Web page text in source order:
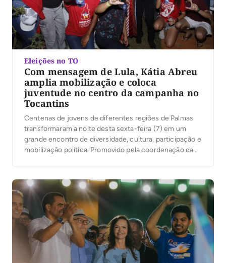
Eleições no TO
Com mensagem de Lula, Kátia Abreu
amplia mobilização e coloca
juventude no centro da campanha no
Tocantins
Centenas de jovens de diferentes regiões de Palmas
transformaram a noite desta sexta-feira (7) em um
grande encontro de diversidade, cultura, participação e
mobilização política. Promovido pela coordenação da
o evento reuniu jovens de Palmas em torno de […]